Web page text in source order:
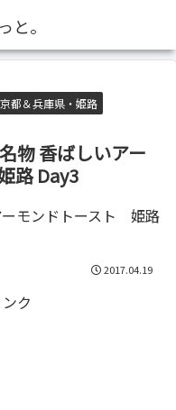
都＆兵庫県・姫路
物 香ばしいアー
路 Day3
2017.04.19
ク